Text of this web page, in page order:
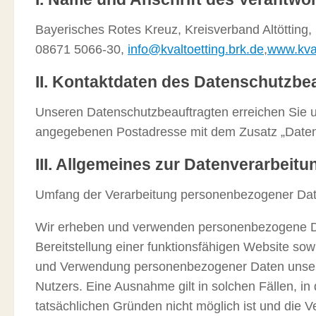
Bayerisches Rotes Kreuz, Kreisverband
08671 5066-30, info@kvaltoetting.brk.de,
II. Kontaktdaten des
Unseren Datenschutzbeauftragten erreichen Sie
angegebenen Postadresse mit dem Zusatz
III. Allgemeines zur
Umfang der Verarbeitung personenbezogener
Wir erheben und verwenden personenbezogene
Bereitstellung einer funktionsfähigen Website
und Verwendung personenbezogener Daten
Nutzers. Eine Ausnahme gilt in solchen Fällen,
tatsächlichen Gründen nicht möglich ist und die